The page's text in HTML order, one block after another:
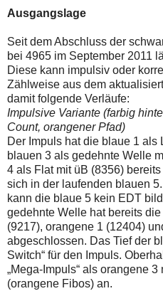
Verstösse
die
Netiquette
oder
ein
Missbrauch
der
Kommentarfunktion
sein.
Bitte
überprüfen
Sie
Ihre
Browsereinstellungen
oder
Ihre
Internetverbindung
und
versuchen
Sie
es
zu
einem
sind
Post
auch
auf
der
Plattform
wallstreet-
online.de
verfügbar.
Ausgangslage
Seit dem Abschluss der
bei 4965 im September 2011
Diese kann impulsiv oder
Zählweise aus dem
damit folgende Verläufe:
Impulsive Variante (farbig
Count, orangener Pfad)
Der Impuls hat die blaue 1 als
blauen 3 als gedehnte Welle
4 als Flat mit üB (8356)
sich in der laufenden blauen
kann die blaue 5 kein EDT
gedehnte Welle hat bereits
(9217), orangene 1 (12404)
abgeschlossen. Das Tief der
Switch“ für den Impuls.
„Mega-Impuls“ als orangene
(orangene Fibos) an.